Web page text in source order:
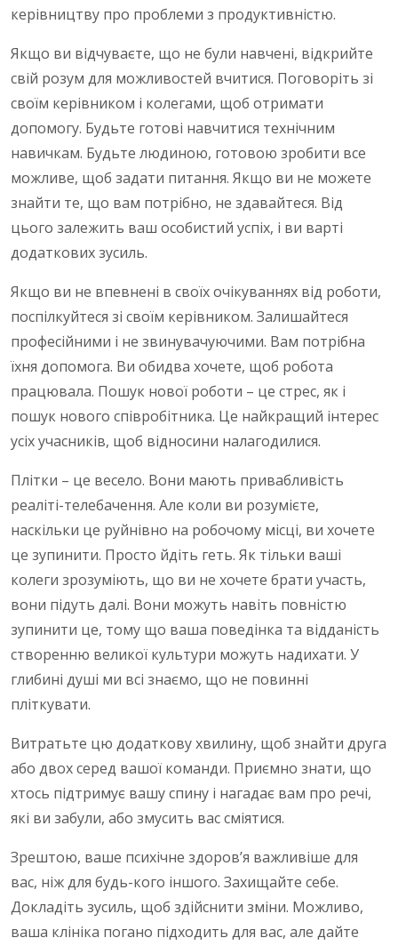
керівництву про проблеми з продуктивністю.
Якщо ви відчуваєте, що не були навчені, відкрийте
свій розум для можливостей вчитися. Поговоріть зі
своїм керівником і колегами, щоб отримати
допомогу. Будьте готові навчитися технічним
навичкам. Будьте людиною, готовою зробити все
можливе, щоб задати питання. Якщо ви не можете
знайти те, що вам потрібно, не здавайтеся. Від
цього залежить ваш особистий успіх, і ви варті
додаткових зусиль.
Якщо ви не впевнені в своїх очікуваннях від роботи,
поспілкуйтеся зі своїм керівником. Залишайтеся
професійними і не звинувачуючими. Вам потрібна
їхня допомога. Ви обидва хочете, щоб робота
працювала. Пошук нової роботи – це стрес, як і
пошук нового співробітника. Це найкращий інтерес
усіх учасників, щоб відносини налагодилися.
Плітки – це весело. Вони мають привабливість
реаліті-телебачення. Але коли ви розумієте,
наскільки це руйнівно на робочому місці, ви хочете
це зупинити. Просто йдіть геть. Як тільки ваші
колеги зрозуміють, що ви не хочете брати участь,
вони підуть далі. Вони можуть навіть повністю
зупинити це, тому що ваша поведінка та відданість
створенню великої культури можуть надихати. У
глибині душі ми всі знаємо, що не повинні
пліткувати.
Витратьте цю додаткову хвилину, щоб знайти друга
або двох серед вашої команди. Приємно знати, що
хтось підтримує вашу спину і нагадає вам про речі,
які ви забули, або змусить вас сміятися.
Зрештою, ваше психічне здоров’я важливіше для
вас, ніж для будь-кого іншого. Захищайте себе.
Докладіть зусиль, щоб здійснити зміни. Можливо,
ваша клініка погано підходить для вас, але дайте